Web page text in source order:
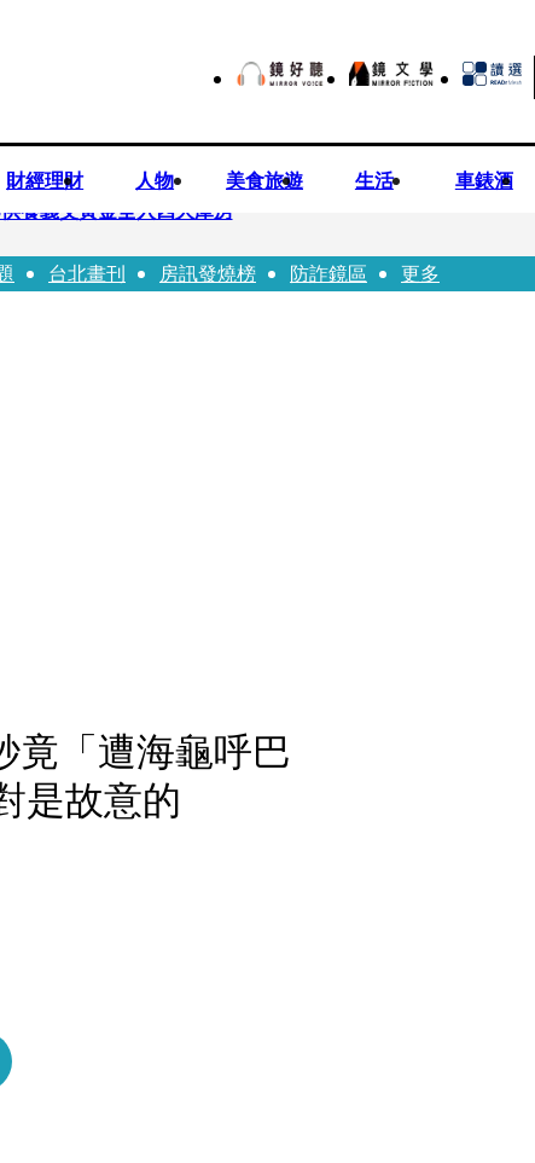
財經理財 人物 美食旅遊 生活 車錶酒
養義父黃金全入四大庫房
算」 盼在野三思：改凍結處理受質疑項目
台北畫刊 房訊發燒榜 防詐鏡區 更多
竟「遭海龜呼巴
是故意的